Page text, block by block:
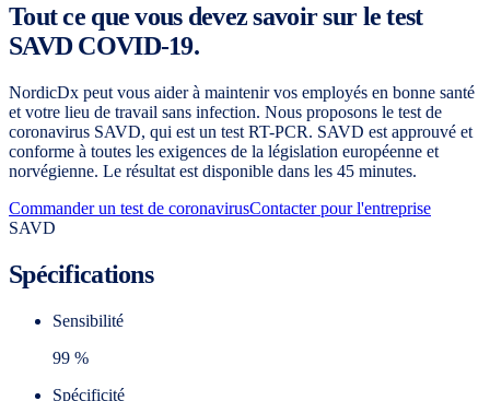
Tout ce que vous devez savoir sur le test
SAVD COVID-19.
NordicDx peut vous aider à maintenir vos employés en bonne santé
et votre lieu de travail sans infection. Nous proposons le test de
coronavirus SAVD, qui est un test RT-PCR. SAVD est approuvé et
conforme à toutes les exigences de la législation européenne et
norvégienne. Le résultat est disponible dans les 45 minutes.
Commander un test de coronavirusContacter pour l'entreprise
SAVD
Spécifications
Sensibilité
99 %
Spécificité